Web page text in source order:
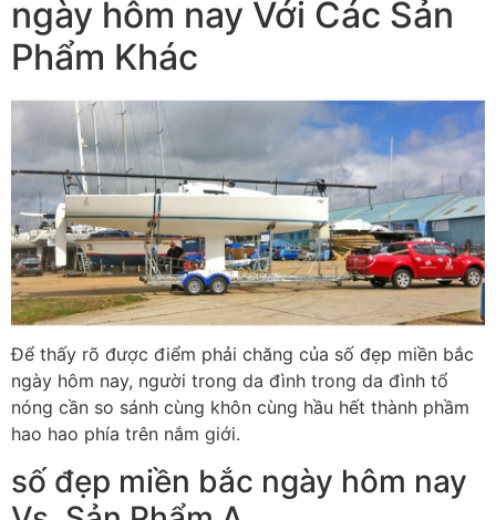
ngày hôm nay Với Các Sản
Phẩm Khác
Để thấy rõ được điểm phải chăng của số đẹp miền bắc
ngày hôm nay, người trong da đình trong da đình tổ
nóng cần so sánh cùng khôn cùng hầu hết thành phầm
hao hao phía trên nắm giới.
số đẹp miền bắc ngày hôm nay